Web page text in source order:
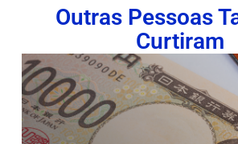
Outras Pessoas
Curtiram